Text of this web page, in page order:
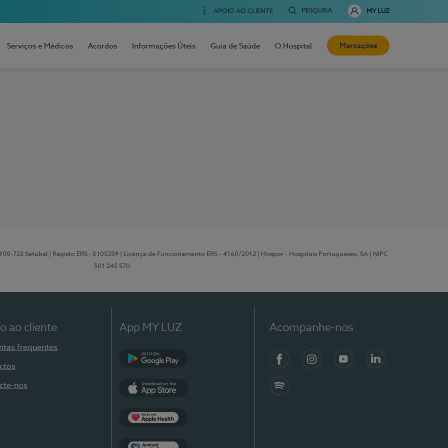
APOIO AO CLIENTE PESQUISA MY LUZ
Serviços e Médicos Acordos Informações Úteis Guia de Saúde O Hospital Marcações
722 Setúbal | Registo ERS - E105259 | Licença de Funcionamento ERS - 4160/2012 | Hospor - Hospitais Portugueses, SA
| NIPC
501 245 570
ao cliente
frequentes
nos
App MY LUZ Acompanhe-nos